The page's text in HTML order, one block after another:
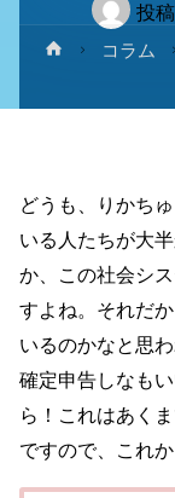
投
ホ
ム
コラム
どうも、りかち
いる人たちが大
か、この社会シ
すよね。それだ
いるのかなと思
確定申告しなも
ら！これはあく
ですので、これ